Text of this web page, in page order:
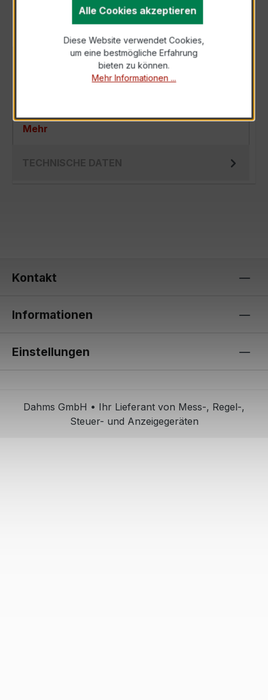
Der EASKD 31.8 3x600/1A 2,5VA Kl.0,2 ist ein
Verrechnungsstromwandler der bewährten…
Mehr
TECHNISCHE DATEN
Kontakt
Informationen
Einstellungen
Dahms GmbH • Ihr Lieferant von Mess-, Regel-,
Steuer- und Anzeigegeräten
Alle Cookies akzeptieren
Diese Website verwendet Cookies,
um eine bestmögliche Erfahrung
bieten zu können.
Mehr Informationen ...